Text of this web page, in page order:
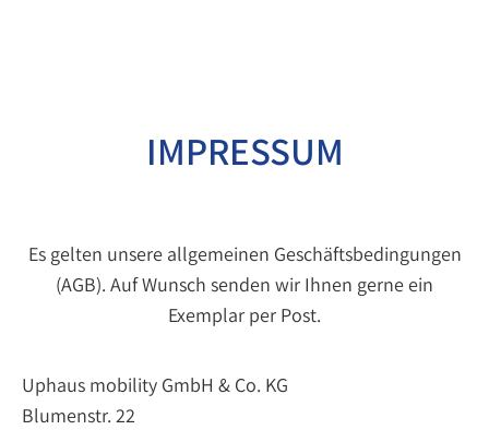
IMPRESSUM
Es gelten unsere allgemeinen Geschäftsbedingungen
(AGB). Auf Wunsch senden wir Ihnen gerne ein
Exemplar per Post.
Uphaus mobility GmbH & Co. KG
Blumenstr. 22